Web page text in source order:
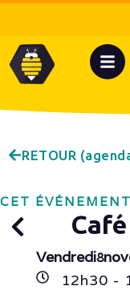
RETOUR
CET
Vendredi8
12h30 -